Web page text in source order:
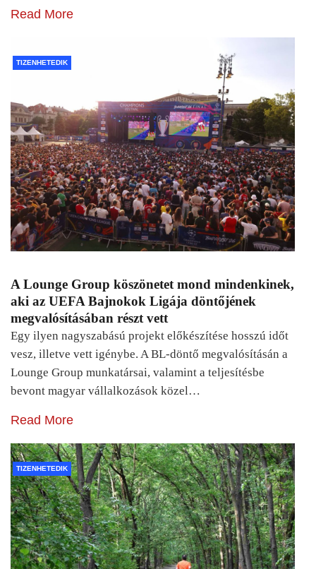
Read More
TIZENHETEDIK
A Lounge Group köszönetet mond mindenkinek,
aki az UEFA Bajnokok Ligája döntőjének
megvalósításában részt vett
Egy ilyen nagyszabású projekt előkészítése hosszú időt
vesz, illetve vett igénybe. A BL-döntő megvalósításán a
Lounge Group munkatársai, valamint a teljesítésbe
bevont magyar vállalkozások közel…
Read More
TIZENHETEDIK